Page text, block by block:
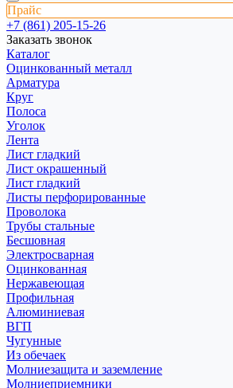
Прайс
+7 (861) 205-15-26
Заказать звонок
Каталог
Оцинкованный металл
Арматура
Круг
Полоса
Уголок
Лента
Лист гладкий
Лист окрашенный
Лист гладкий
Листы перфорированные
Проволока
Трубы стальные
Бесшовная
Электросварная
Оцинкованная
Нержавеющая
Профильная
Алюминиевая
ВГП
Чугунные
Из обечаек
Молниезащита и заземление
Молниеприемники